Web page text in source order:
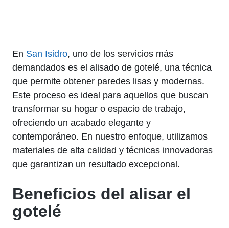
En San Isidro, uno de los servicios más
demandados es el alisado de gotelé, una técnica
que permite obtener paredes lisas y modernas.
Este proceso es ideal para aquellos que buscan
transformar su hogar o espacio de trabajo,
ofreciendo un acabado elegante y
contemporáneo. En nuestro enfoque, utilizamos
materiales de alta calidad y técnicas innovadoras
que garantizan un resultado excepcional.
Beneficios del alisar el
gotelé